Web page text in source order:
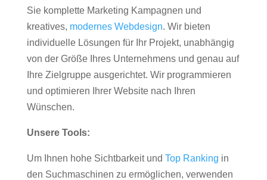
Sie komplette Marketing Kampagnen und
kreatives, modernes Webdesign. Wir bieten
individuelle Lösungen für Ihr Projekt, unabhängig
von der Größe Ihres Unternehmens und genau auf
Ihre Zielgruppe ausgerichtet. Wir programmieren
und optimieren Ihrer Website nach Ihren
Wünschen.
Unsere Tools:
Um Ihnen hohe Sichtbarkeit und Top Ranking in
den Suchmaschinen zu ermöglichen, verwenden